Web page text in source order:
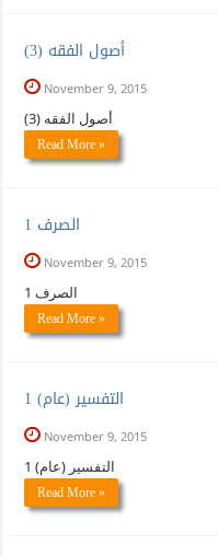
(3) أصول الفقه
November 9, 2015
(3) أصول الفقه
Read More »
الصرف 1
November 9, 2015
الصرف 1
Read More »
التفسير (عام) 1
November 9, 2015
التفسير (عام) 1
Read More »